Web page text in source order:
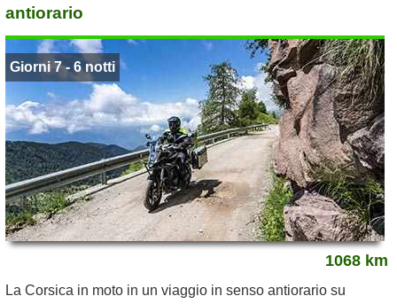
antiorario
Giorni 7 - 6 notti
1068 km
La Corsica in moto in un viaggio in senso antiorario su